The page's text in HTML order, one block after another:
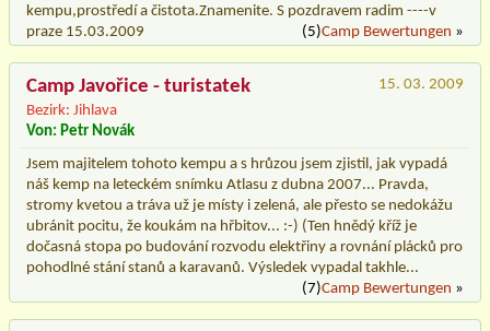
kempu,prostředí a čistota.Znamenite. S pozdravem radim ----v
praze 15.03.2009
(5)Camp Bewertungen »
Camp Javořice - turistatek
Bezirk: Jihlava
15. 03. 2009
Von: Petr Novák
Jsem majitelem tohoto kempu a s hrůzou jsem zjistil, jak vypadá
náš kemp na leteckém snímku Atlasu z dubna 2007... Pravda,
stromy kvetou a tráva už je místy i zelená, ale přesto se nedokážu
ubránit pocitu, že koukám na hřbitov... :-) (Ten hnědý kříž je
dočasná stopa po budování rozvodu elektřiny a rovnání plácků pro
pohodlné stání stanů a karavanů. Výsledek vypadal takhle...
(7)Camp Bewertungen »